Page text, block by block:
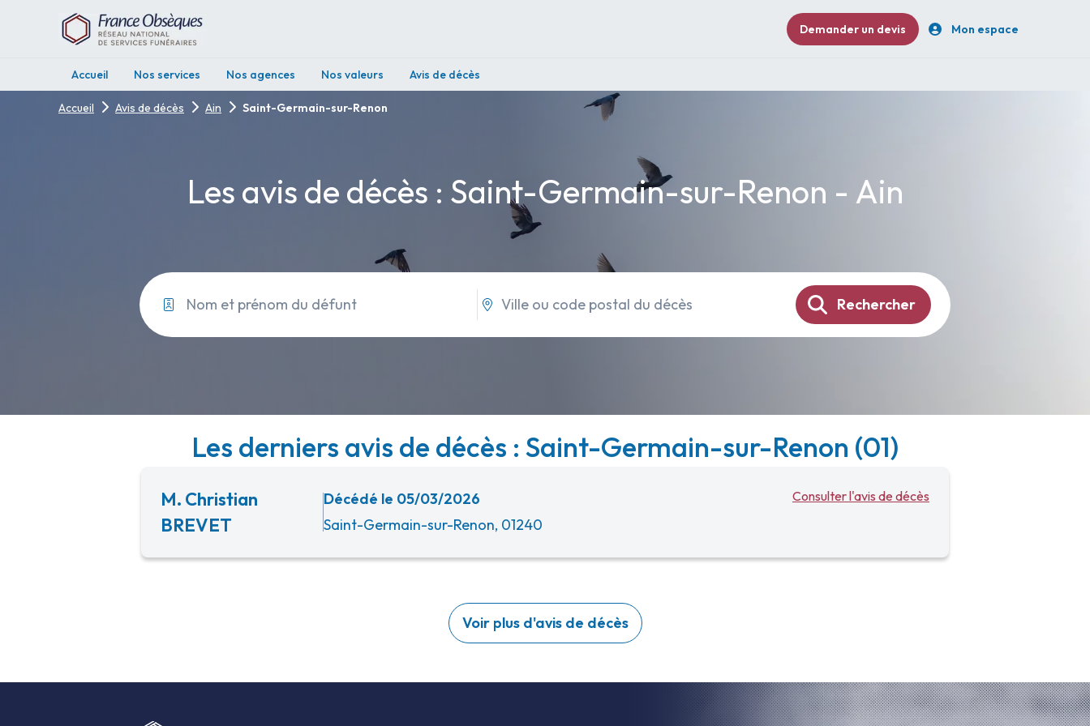
Demander un devis Mon espace
Accueil Nos services Nos agences Nos valeurs Avis de décès
Accueil Avis de décès Ain Saint-Germain-sur-Renon
Les avis de décès : Saint-Germain-sur-Renon - Ain
Rechercher
Les derniers avis de décès : Saint-Germain-sur-Renon (01)
M. Christian
BREVET
Décédé le 05/03/2026
Saint-Germain-sur-Renon, 01240
Consulter l'avis de décès
Voir plus d'avis de décès